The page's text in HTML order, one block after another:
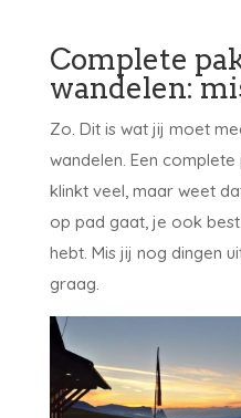
Complete
wandelen:
Zo. Dit is wat jij moet
wandelen. Een
klinkt veel, maar weet
op pad gaat, je ook
hebt. Mis jij nog dingen
graag.